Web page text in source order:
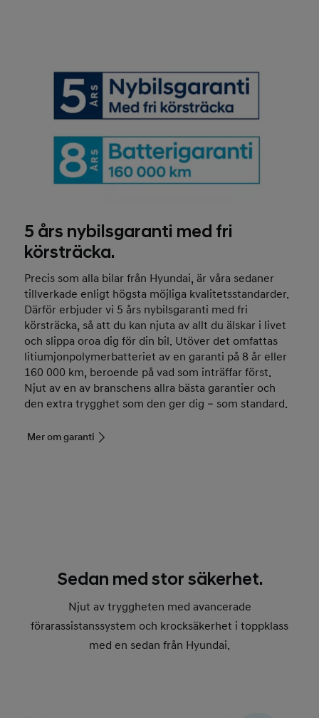
5 års nybilsgaranti med fri
körsträcka.
Precis som alla bilar från Hyundai, är våra sedaner
tillverkade enligt högsta möjliga kvalitetsstandarder.
Därför erbjuder vi 5 års nybilsgaranti med fri
körsträcka, så att du kan njuta av allt du älskar i livet
och slippa oroa dig för din bil. Utöver det omfattas
litiumjonpolymerbatteriet av en garanti på 8 år eller
160 000 km, beroende på vad som inträffar först.
Njut av en av branschens allra bästa garantier och
den extra trygghet som den ger dig – som standard.
Mer om garanti
Sedan med stor säkerhet.
Njut av tryggheten med avancerade
förarassistanssystem och krocksäkerhet i toppklass
med en sedan från Hyundai.